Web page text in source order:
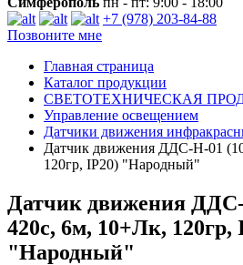
+7 (978) 203-84-88
Позвоните мне
Главная страница
Каталог продукции
СВЕТОТЕХНИЧЕСКАЯ
Управление освещением
Датчики движения
Датчик движения ДДС-Н-01
120гр, IP20) "Народный"
Датчик движения
420с, 6м, 10+Лк, 120гр,
"Народный"